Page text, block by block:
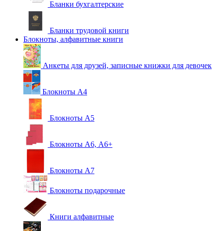
Бланки бухгалтерские
Бланки трудовой книги
Блокноты, алфавитные книги
Анкеты для друзей, записные книжки для девочек
Блокноты А4
Блокноты А5
Блокноты А6, А6+
Блокноты А7
Блокноты подарочные
Книги алфавитные